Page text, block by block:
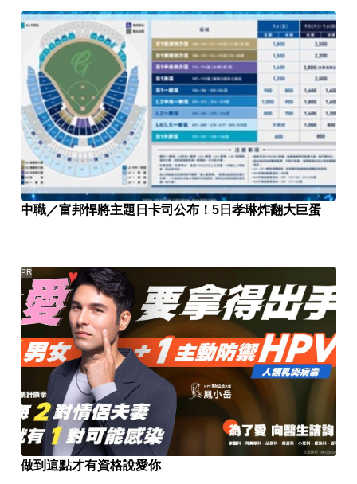
中職／富邦悍將主題日卡司公布！5日孝琳炸翻大巨蛋
做到這點才有資格說愛你
PR